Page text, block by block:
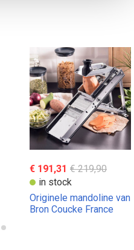
€ 191,31 € 219,90
in stock
Originele mandoline van
Bron Coucke France